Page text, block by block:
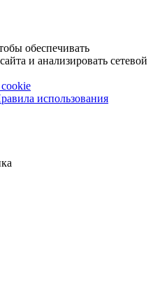
обеспечивать
и анализировать сетевой
использования